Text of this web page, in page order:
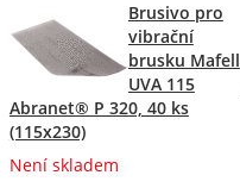
Brusivo pro
vibrační
brusku Mafell
UVA 115
Abranet® P 320, 40 ks
(115x230)
Není skladem